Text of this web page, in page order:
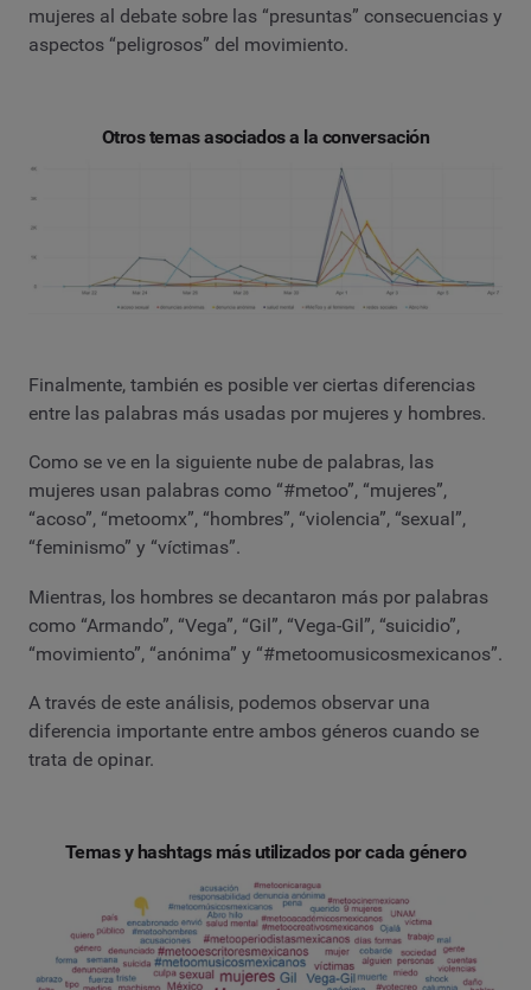
mujeres al debate sobre las “presuntas” consecuencias y
aspectos “peligrosos” del movimiento.
Otros temas asociados a la conversación
Finalmente, también es posible ver ciertas diferencias
entre las palabras más usadas por mujeres y hombres.
Como se ve en la siguiente nube de palabras, las
mujeres usan palabras como “#metoo”, “mujeres”,
“acoso”, “metoomx”, “hombres”, “violencia”, “sexual”,
“feminismo” y “víctimas”.
Mientras, los hombres se decantaron más por palabras
como “Armando”, “Vega”, “Gil”, “Vega-Gil”, “suicidio”,
“movimiento”, “anónima” y “#metoomusicosmexicanos”.
A través de este análisis, podemos observar una
diferencia importante entre ambos géneros cuando se
trata de opinar.
Temas y hashtags más utilizados por cada género